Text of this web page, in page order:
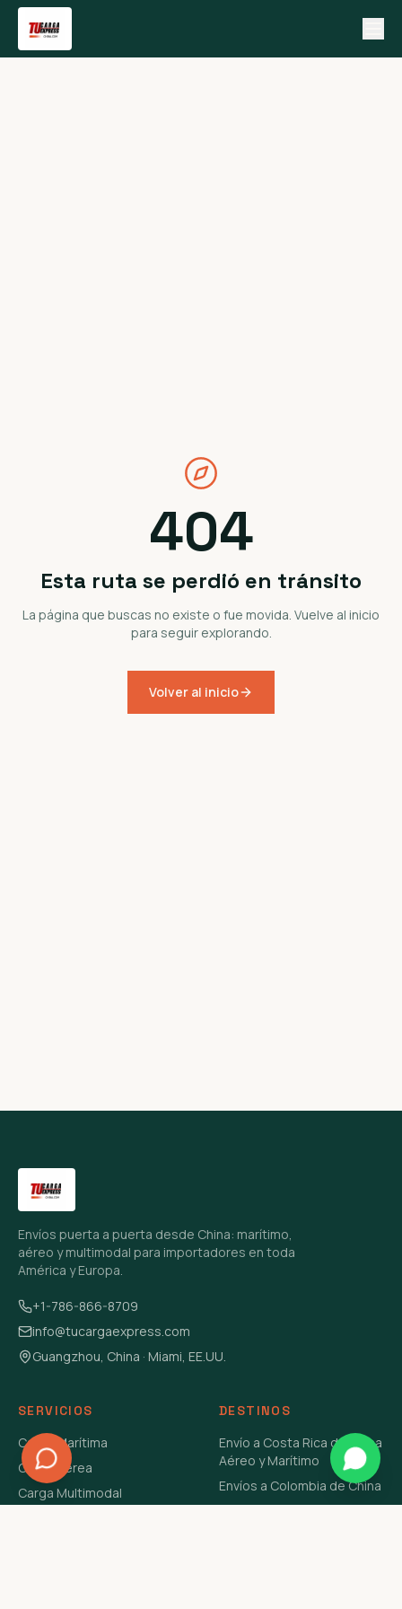
404
Esta ruta se perdió en tránsito
La página que buscas no existe o fue movida. Vuelve al inicio
para seguir explorando.
Volver al inicio
Envíos puerta a puerta desde China: marítimo,
aéreo y multimodal para importadores en toda
América y Europa.
+1-786-866-8709
info@tucargaexpress.com
Guangzhou, China · Miami, EE.UU.
SERVICIOS
Carga Marítima
Carga Aérea
Carga Multimodal
DESTINOS
Envío a Costa Rica de China
Aéreo y Marítimo
Envíos a Colombia de China